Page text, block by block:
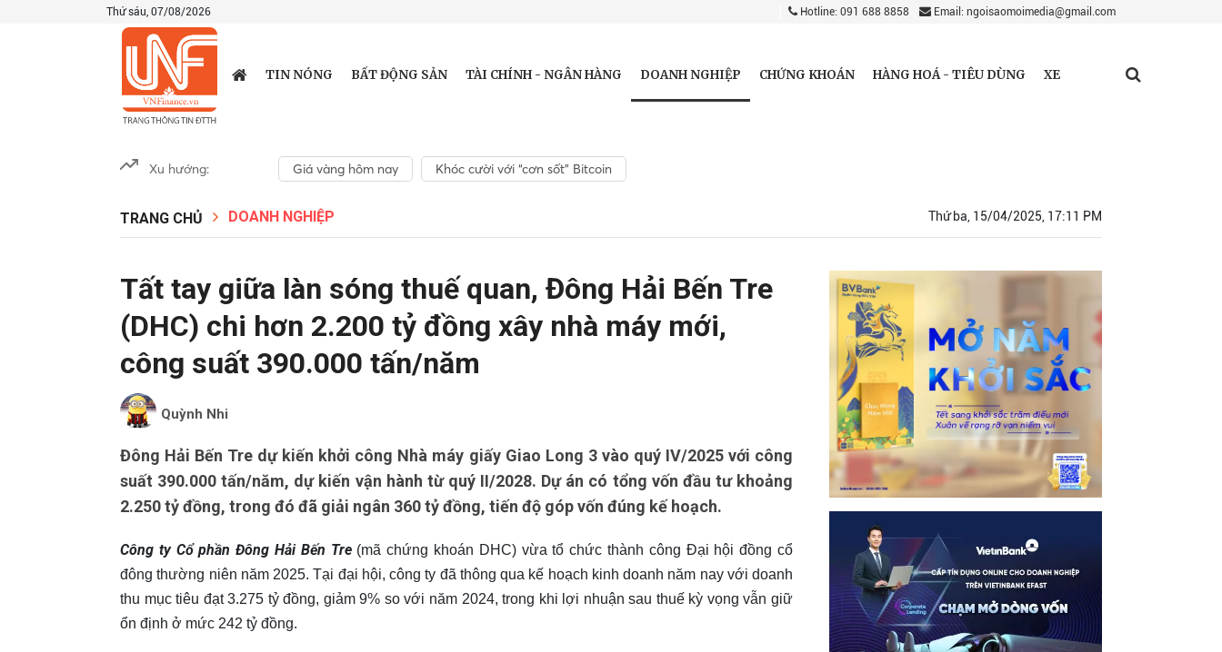
Thứ sáu, 07/08/2026 Hotline: 091 688 8858 Email: ngoisaomoimedia@gmail.com
TIN NÓNG BẤT ĐỘNG SẢN TÀI CHÍNH - NGÂN HÀNG DOANH NGHIỆP CHỨNG KHOÁN HÀNG HOÁ - TIÊU DÙNG XE
Xu hướng: Giá vàng hôm nay Khóc cười với “cơn sốt” Bitcoin
TRANG CHỦ DOANH NGHIỆP Thứ ba, 15/04/2025, 17:11 PM
Tất tay giữa làn sóng thuế quan, Đông Hải Bến Tre
(DHC) chi hơn 2.200 tỷ đồng xây nhà máy mới,
công suất 390.000 tấn/năm
Quỳnh Nhi
Đông Hải Bến Tre dự kiến khởi công Nhà máy giấy Giao Long 3 vào quý IV/2025 với công
suất 390.000 tấn/năm, dự kiến vận hành từ quý II/2028. Dự án có tổng vốn đầu tư khoảng
2.250 tỷ đồng, trong đó đã giải ngân 360 tỷ đồng, tiến độ góp vốn đúng kế hoạch.
Công ty Cổ phần Đông Hải Bến Tre(mã chứng khoán DHC) vừa tổ chức thành công Đại hội đồng cổ
đông thường niên năm 2025. Tại đại hội, công ty đã thông qua kế hoạch kinh doanh năm nay với doanh
thu mục tiêu đạt 3.275 tỷ đồng, giảm 9% so với năm 2024, trong khi lợi nhuận sau thuế kỳ vọng vẫn giữ
ổn định ở mức 242 tỷ đồng.